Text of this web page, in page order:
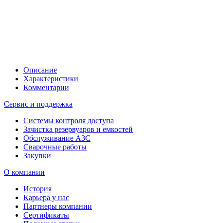
Описание
Характеристики
Комментарии
Сервис и поддержка
Системы контроля доступа
Зачистка резервуаров и емкостей
Обслуживание АЗС
Сварочные работы
Закупки
О компании
История
Карьера у нас
Партнеры компании
Сертификаты